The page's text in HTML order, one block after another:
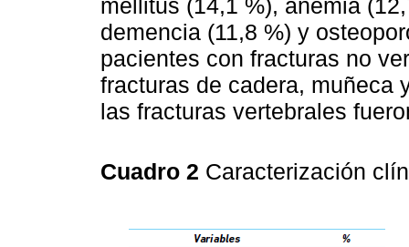
mellitus (14,1 %), anemia
demencia (11,8 %) y
pacientes con fracturas no
fracturas de cadera, muñeca
las fracturas vertebrales
Cuadro 2 Caracterización